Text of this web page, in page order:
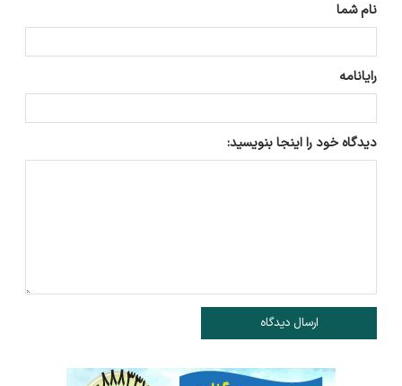
نام شما
رایانامه
دیدگاه خود را اینجا بنویسید:
ارسال دیدگاه